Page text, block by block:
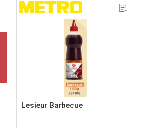
Lesieur Barbecue